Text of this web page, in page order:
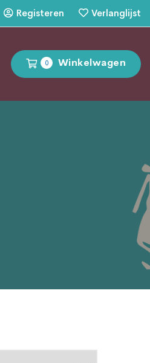
Registeren Verlanglijst
0 Winkelwagen